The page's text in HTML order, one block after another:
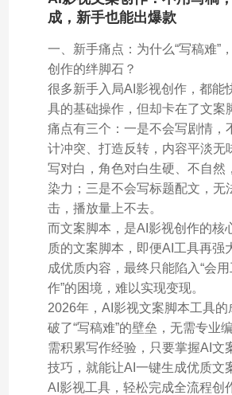
成，新手也能出爆款
一、新手痛点：为什么“写稿难”
创作的绊脚石？
很多新手入局AI影视创作，都能
具的基础操作，但却卡在了文案
痛点有三个：一是不会写剧情，
计冲突、打造反转，内容平淡无
写对白，角色对白生硬、不自然
染力；三是不会写标题配文，无
击，播放量上不去。
而文案脚本，是AI影视创作的
质的文案脚本，即便AI工具再强
成优质内容，最终只能陷入“会
作”的困境，难以实现变现。
2026年，AI影视文案脚本工具的
破了“写稿难”的壁垒，无需专业
需积累写作经验，只要掌握AI文
技巧，就能让AI一键生成优质文
AI影视工具，轻松完成全流程创